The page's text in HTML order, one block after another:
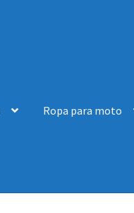
Ropa para moto